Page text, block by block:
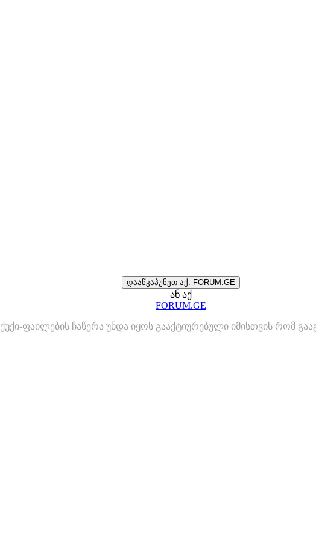
დააწკაპუნეთ აქ: FORUM.GE
ან აქ
FORUM.GE
ქუქი-ფაილების ჩაწერა უნდა იყოს გააქტიურებული იმისთვის რომ